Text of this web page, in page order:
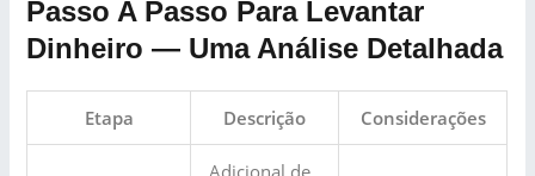
Passo A Passo Para Levantar
Dinheiro — Uma Análise Detalhada
Etapa Descrição Considerações
Adicional de